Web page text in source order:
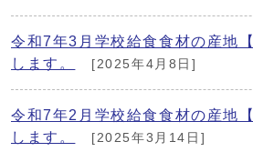
令和7年3月学校給食食材の産地
します。
[2025年4月8日]
令和7年2月学校給食食材の産地
します。
[2025年3月14日]